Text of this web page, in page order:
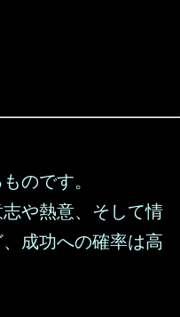
のです。
や熱意、そして情
成功への確率は高